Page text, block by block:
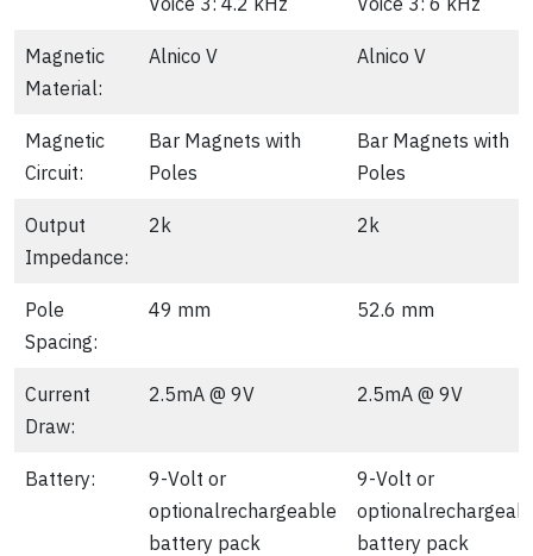
Magnetic
Material:
Alnico V Alnico V
Magnetic
Circuit:
Bar Magnets with
Poles
Bar Magnets with
Poles
Output
Impedance:
2k 2k
Pole
Spacing:
49 mm 52.6 mm
Current
Draw:
2.5mA @ 9V 2.5mA @ 9V
Battery:
9-Volt or
optionalrechargeable
battery pack
9-Volt or
battery pack